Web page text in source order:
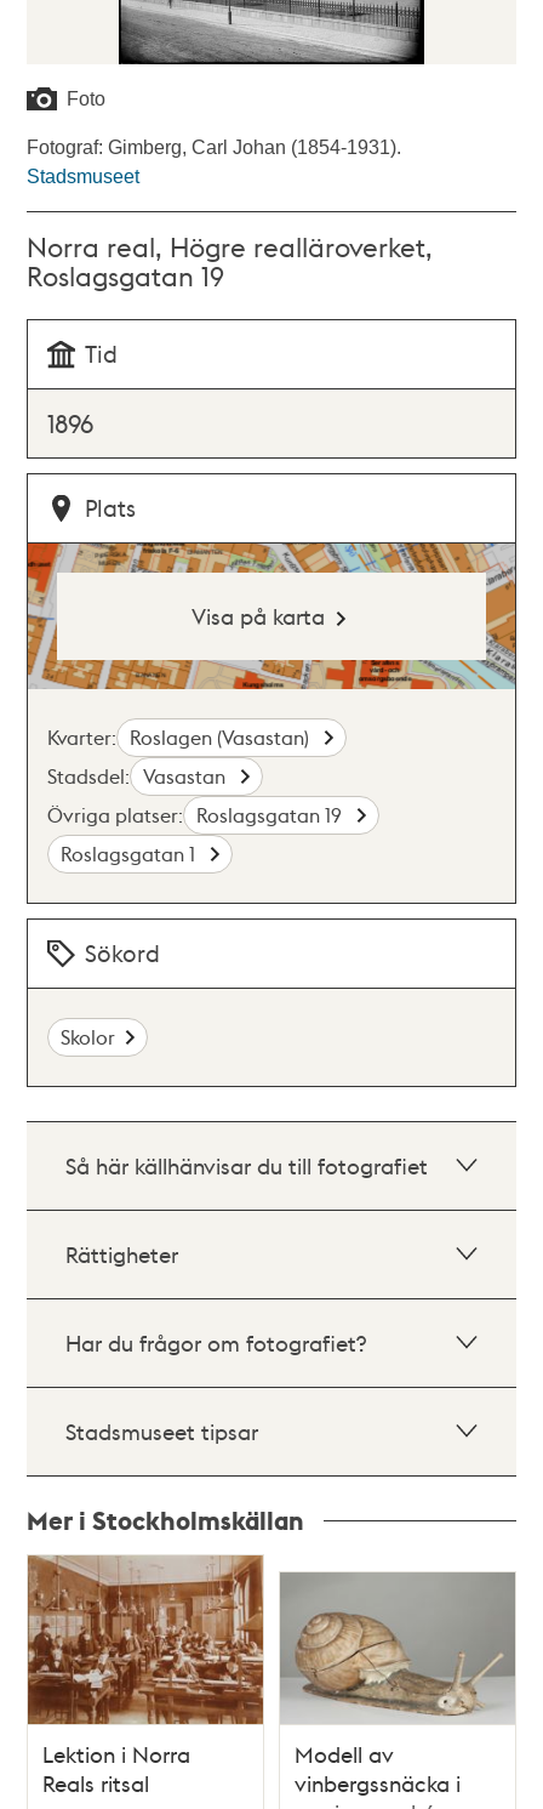
Foto
Fotograf: Gimberg, Carl Johan (1854-1931).
Stadsmuseet
Norra real, Högre realläroverket,
Roslagsgatan 19
Tid
1896
Plats
Visa på karta
Kvarter: Roslagen (Vasastan)
Stadsdel: Vasastan
Övriga platser: Roslagsgatan 19
Roslagsgatan 1
Sökord
Skolor
Så här källhänvisar du till fotografiet
Rättigheter
Har du frågor om fotografiet?
Stadsmuseet tipsar
Mer i Stockholmskällan
Relaterade
poster
och
teman
Lektion i Norra
Reals ritsal
Modell av
vinbergssnäcka i